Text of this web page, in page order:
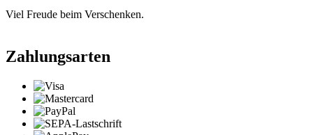
Viel Freude beim Verschenken.
Zahlungsarten